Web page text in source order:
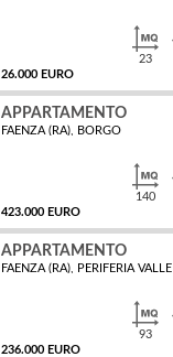
26.000 EURO
23
APPARTAMENTO
FAENZA (RA), BORGO
423.000 EURO
140
APPARTAMENTO
FAENZA (RA), PERIFERIA VALLE
236.000 EURO
93